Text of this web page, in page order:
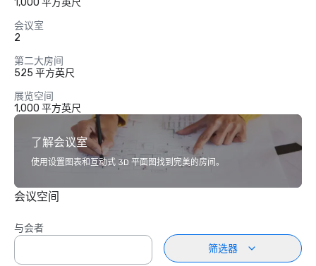
1,000 平方英尺
会议室
2
第二大房间
525 平方英尺
展览空间
1,000 平方英尺
了解会议室
使用设置图表和互动式 3D 平面图找到完美的房间。
会议空间
与会者
筛选器